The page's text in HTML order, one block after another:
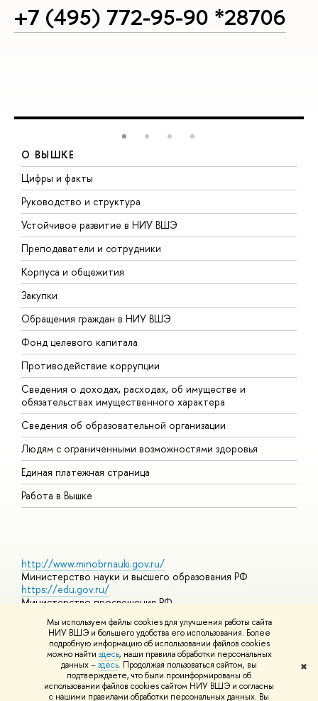
Мы используем файлы cookies для улучшения работы сайта
НИУ ВШЭ и большего удобства его использования. Более
подробную информацию об использовании файлов cookies
можно найти здесь, наши правила обработки персональных
данных –здесь. Продолжая пользоваться сайтом, вы
подтверждаете, что были проинформированы о
использовании файлов cookies сайтом НИУ ВШЭ и согласны
с нашими правилами обработки персональных данных. Вы
✖
+7 (495) 772-95-90 *28706
О ВЫШКЕ
Цифры и факты
Руководство и структура
Устойчивое развитие в НИУ ВШЭ
Преподаватели и сотрудники
Корпуса и общежития
Закупки
Обращения граждан в НИУ ВШЭ
Фонд целевого капитала
Противодействие коррупции
Сведения о доходах, расходах, об имуществе и
обязательствах имущественного характера
Сведения об образовательной организации
Людям с ограниченными возможностями здоровья
Единая платежная страница
Работа в Вышке
http://www.minobrnauki.gov.ru/
Министерство науки и высшего образования РФ
https://edu.gov.ru/
Министерство просвещения РФ
https://elearning.hse.ru/mooc
Массовые открытые онлайн-курсы
© НИУ ВШЭ 1993–2026 Адреса и контактыУсловия
использования материало Политика конфиденциальности